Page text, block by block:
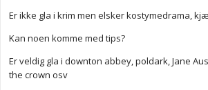
Er ikke gla i krim men elsker kostymedrama,
Kan noen komme med tips?
Er veldig gla i downton abbey, poldark, Jane
the crown osv